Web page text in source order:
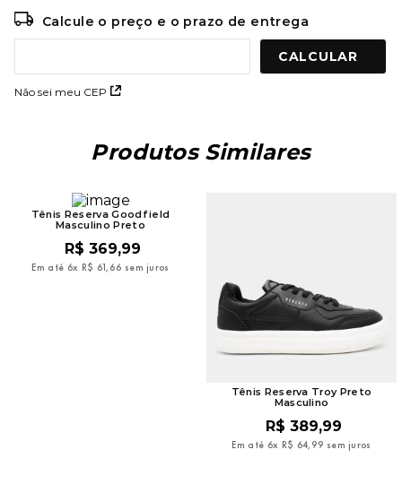
Calcule o preço e o prazo de entrega
Não sei meu CEP
Produtos Similares
Tênis Reserva Goodfield
Masculino Preto
R$ 369,99
Em até 6x R$ 61, 66 sem juros
Tênis Reserva Troy Preto
Masculino
R$ 389,99
Em até 6x R$ 64, 99 sem juros